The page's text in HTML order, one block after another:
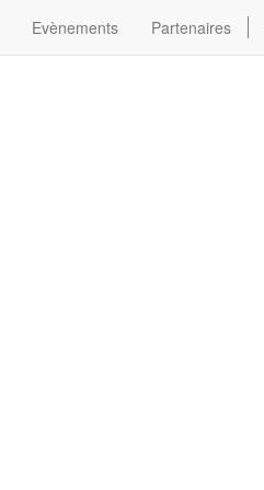
Evènements Partenaires